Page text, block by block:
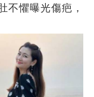
不懼曝光傷疤，